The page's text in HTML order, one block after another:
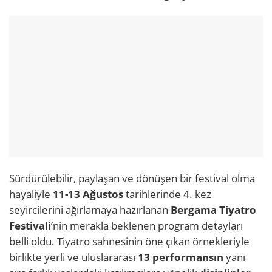
Sürdürülebilir, paylaşan ve dönüşen bir festival olma
hayaliyle 11-13 Ağustostarihlerinde 4. kez
seyircilerini ağırlamaya hazırlanan Bergama Tiyatro
Festivali’nin merakla beklenen program detayları
belli oldu. Tiyatro sahnesinin öne çıkan örnekleriyle
birlikte yerli ve uluslararası 13 performansın yanı